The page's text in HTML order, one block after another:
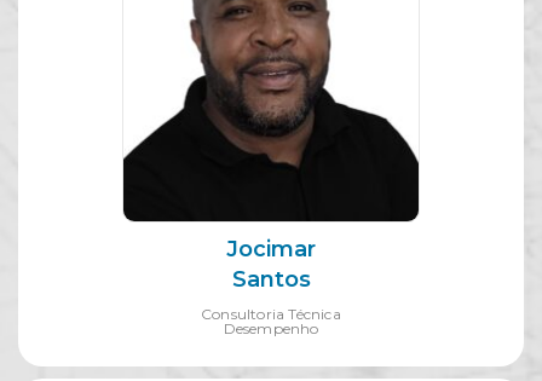
Jocimar
Santos
Consultoria Técnica
Desempenho